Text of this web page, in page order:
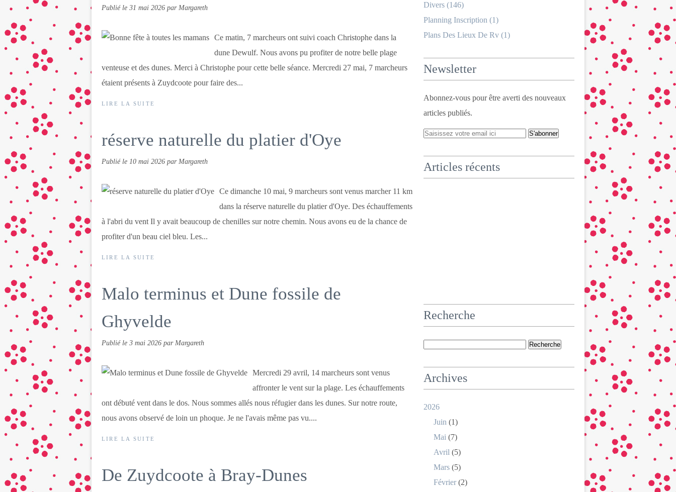
Publié le 31 mai 2026 par Margareth
Ce matin, 7 marcheurs ont suivi coach Christophe dans la
dune Dewulf. Nous avons pu profiter de notre belle plage
venteuse et des dunes. Merci à Christophe pour cette belle séance. Mercredi 27 mai, 7 marcheurs
étaient présents à Zuydcoote pour faire des...
LIRE LA SUITE
réserve naturelle du platier d'Oye
Publié le 10 mai 2026 par Margareth
Ce dimanche 10 mai, 9 marcheurs sont venus marcher 11 km
dans la réserve naturelle du platier d'Oye. Des échauffements
à l'abri du vent Il y avait beaucoup de chenilles sur notre chemin. Nous avons eu de la chance de
profiter d'un beau ciel bleu. Les...
LIRE LA SUITE
Malo terminus et Dune fossile de
Ghyvelde
Publié le 3 mai 2026 par Margareth
Mercredi 29 avril, 14 marcheurs sont venus
affronter le vent sur la plage. Les échauffements
ont débuté vent dans le dos. Nous sommes allés nous réfugier dans les dunes. Sur notre route,
nous avons observé de loin un phoque. Je ne l'avais même pas vu....
LIRE LA SUITE
De Zuydcoote à Bray-Dunes
Divers (146)
Planning Inscription (1)
Plans Des Lieux De Rv (1)
Newsletter
Abonnez-vous pour être averti des nouveaux
articles publiés.
Articles récents
Recherche
Archives
2026
Juin (1)
Mai (7)
Avril (5)
Mars (5)
Février (2)